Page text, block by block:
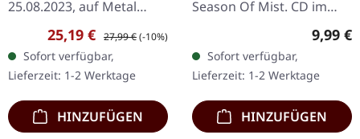
25.08.2023, auf Metal
Blade Records. Schwarzes
Doppel-Vinyl im Gatefold-
Cover. Midnights "Shox
of…
Verkaufspreis:
25,19 € Regulärer Preis:
27,99 €(-10%)
Sofort verfügbar,
Lieferzeit: 1-2 Werktage
HINZUFÜGEN
Season Of Mist. CD im
Jewelcase. Im Bereich des
Black Metals gibt es nur
wenige Namen, die so
tief…
9,99 €
Sofort verfügbar,
Lieferzeit: 1-2 Werktage
HINZUFÜGEN